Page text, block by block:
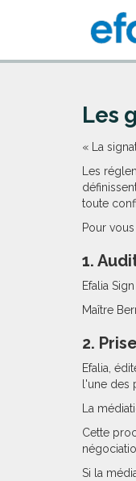
Les
« La
Les
toute
Pour
1.
Efalia
Maître
2.
Efalia,
l'une des
La
Cette
Si la